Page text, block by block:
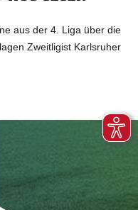
aus der 4. Liga über die
Zweitligist Karlsruher